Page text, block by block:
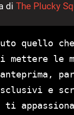
di The Plucky
quello
mettere le
e
ti